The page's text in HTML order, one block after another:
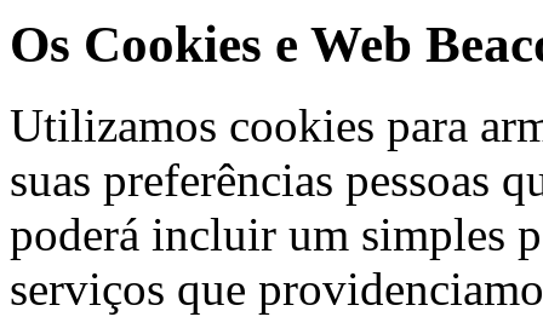
Os Cookies e Web
Utilizamos cookies para
suas preferências pessoas
poderá incluir um simples
serviços que